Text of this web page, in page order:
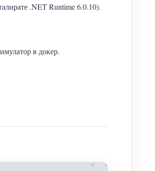
.NET Runtime 6.0.10).
в докер.